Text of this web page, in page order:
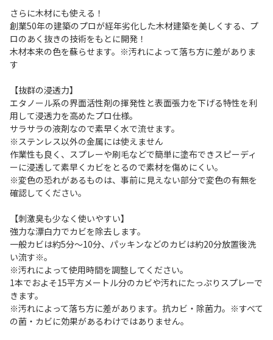
さらに木材にも使える！
創業50年の建築のプロが経年劣化した木材建築を美しくする、プ
ロのあく抜きの技術をもとに開発！
木材本来の色を蘇らせます。※汚れによって落ち方に差がありま
す
【抜群の浸透力】
エタノール系の界面活性剤の揮発性と表面張力を下げる特性を利
用して浸透力を高めたプロ仕様。
サラサラの液剤なので素早く水で流せます。
※ステンレス以外の金属には使えません
作業性も良く、スプレーや刷毛などで簡単に塗布できスピーディ
ーに浸透して素早くカビをとるので素材を傷めにくい。
※変色の恐れがあるものは、事前に見えない部分で変色の有無を
確認してください。
【刺激臭も少なく使いやすい】
強力な漂白力でカビを除去します。
一般カビは約5分～10分、パッキンなどのカビは約20分放置後洗
い流す※。
※汚れによって使用時間を調整してください。
1本でおよそ15平方メートル分のカビや汚れにたっぷりスプレーで
きます。
※汚れによって落ち方に差があります。抗カビ・除菌力。※すべて
の菌・カビに効果があるわけではありません。